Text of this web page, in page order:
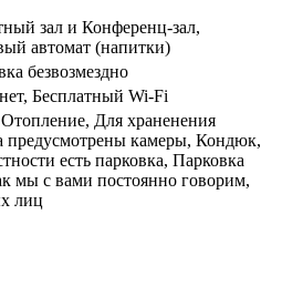
зал и Конференц-зал,
автомат (напитки)
безвозмездно
Бесплатный Wi-Fi
Для храненения
предусмотрены камеры, Кондюк,
есть парковка, Парковка
мы с вами постоянно говорим,
лиц